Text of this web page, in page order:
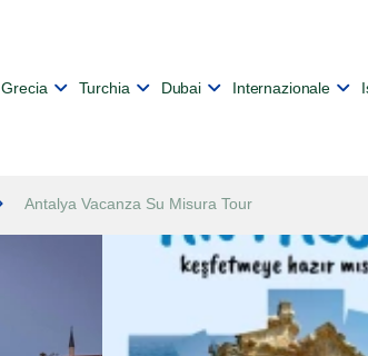
Grecia Turchia Dubai Internazionale
Antalya Vacanza Su Misura Tour